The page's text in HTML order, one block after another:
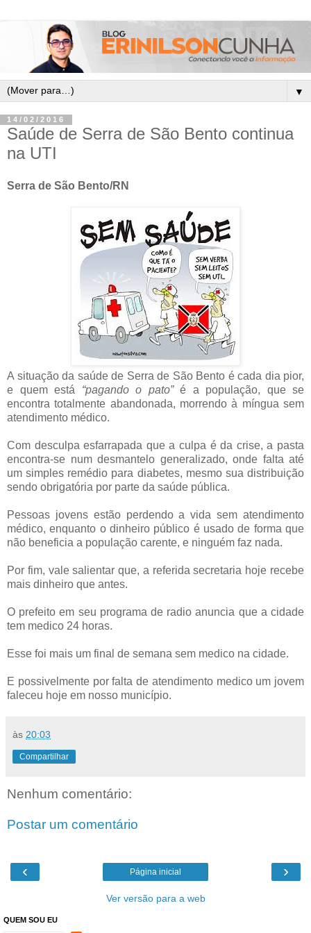
▼
14/02/2016
Saúde de Serra de São Bento continua
na UTI
Serra de São Bento/RN
A situação da saúde de Serra de São Bento é cada dia pior,
e quem está “pagando o pato”é a população, que se
encontra totalmente abandonada, morrendo à míngua sem
atendimento médico.
Com desculpa esfarrapada que a culpa é da crise, a pasta
encontra-se num desmantelo generalizado, onde falta até
um simples remédio para diabetes, mesmo sua distribuição
sendo obrigatória por parte da saúde pública.
Pessoas jovens estão perdendo a vida sem atendimento
médico, enquanto o dinheiro público é usado de forma que
não beneficia a população carente, e ninguém faz nada.
Por fim, vale salientar que, a referida secretaria hoje recebe
mais dinheiro que antes.
O prefeito em seu programa de radio anuncia que a cidade
tem medico 24 horas.
Esse foi mais um final de semana sem medico na cidade.
E possivelmente por falta de atendimento medico um jovem
faleceu hoje em nosso município.
às 20:03
Compartilhar
Nenhum comentário:
Postar um comentário
‹ ›
Página inicial
Ver versão para a web
QUEM SOU EU